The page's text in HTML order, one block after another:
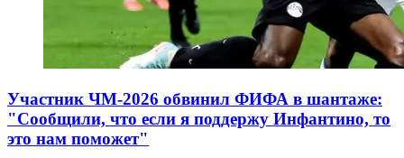
Участник ЧМ-2026 обвинил ФИФА в шантаже:
"Сообщили, что если я поддержу Инфантино, то
это нам поможет"